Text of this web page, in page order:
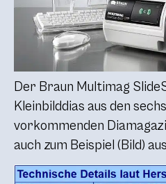
Der Braun Multimag
Kleinbilddias aus den
vorkommenden
auch zum Beispiel (Bild)